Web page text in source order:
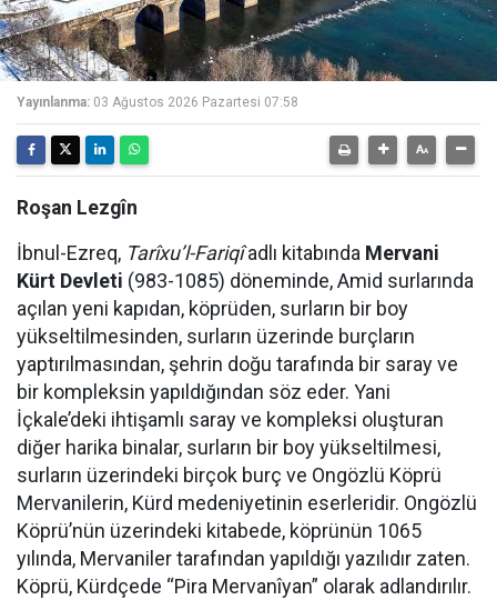
Yayınlanma: 03 Ağustos 2026 Pazartesi 07:58
Roşan Lezgîn
İbnul-Ezreq, Tarîxu’l-Fariqîadlı kitabında Mervani
Kürt Devleti (983-1085) döneminde, Amid surlarında
açılan yeni kapıdan, köprüden, surların bir boy
yükseltilmesinden, surların üzerinde burçların
yaptırılmasından, şehrin doğu tarafında bir saray ve
bir kompleksin yapıldığından söz eder. Yani
İçkale’deki ihtişamlı saray ve kompleksi oluşturan
diğer harika binalar, surların bir boy yükseltilmesi,
surların üzerindeki birçok burç ve Ongözlü Köprü
Mervanilerin, Kürd medeniyetinin eserleridir. Ongözlü
Köprü’nün üzerindeki kitabede, köprünün 1065
yılında, Mervaniler tarafından yapıldığı yazılıdır zaten.
Köprü, Kürdçede “Pira Mervanîyan” olarak adlandırılır.